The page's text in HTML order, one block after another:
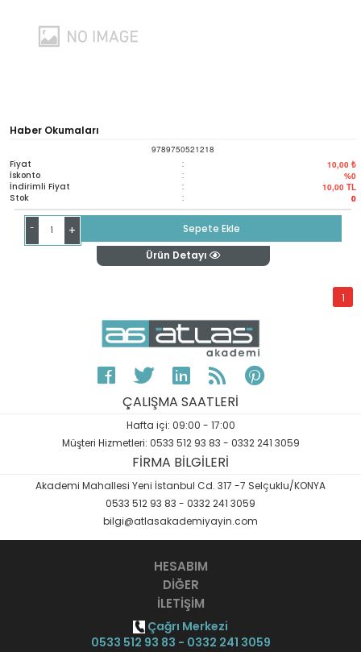
Haber Okumaları
9789750521218
Fiyat : 10,00 ₺
İskonto : %0
İndirimli Fiyat : 10,00 TL
Stok : 0
- +
Sepete Ekle
Ürün Detayı
1
ÇALIŞMA SAATLERİ
Hafta içi: 09:00 - 17:00
Müşteri Hizmetleri: 0533 512 93 83 - 0332 241 3059
FİRMA BİLGİLERİ
Akademi Mahallesi Yeni İstanbul Cd. 317 -7 Selçuklu/KONYA
0533 512 93 83 - 0332 241 3059
bilgi@atlasakademiyayin.com
HESABIM
DİĞER
İLETİŞİM
Çağrı Merkezi
0533 512 93 83 - 0332 241 3059